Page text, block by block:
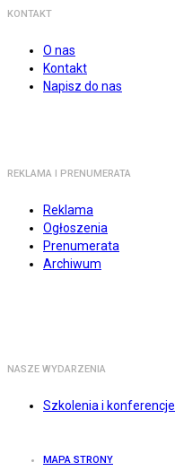
KONTAKT
O nas
Kontakt
Napisz do nas
REKLAMA I PRENUMERATA
Reklama
Ogłoszenia
Prenumerata
Archiwum
NASZE WYDARZENIA
Szkolenia i konferencje
MAPA STRONY